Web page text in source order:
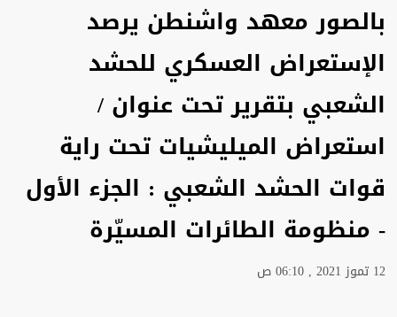
بالصور معهد واشنطن يرصد
الإستعراض العسكري للحشد
الشعبي بتقرير تحت عنوان /
استعراض الميليشيات تحت راية
قوات الحشد الشعبي : الجزء الأول
- منظومة الطائرات المسيّرة
12 تموز 2021 , 06:10 ص